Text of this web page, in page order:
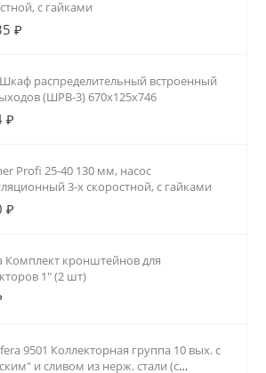
с гайками
₽
распределительный встроенный
(ШРВ-3) 670х125х746
₽
Profi 25-40 130 мм, насос
3-х скоростной, с гайками
₽
Комплект кронштейнов для
1" (2 шт)
9501 Коллекторная группа 10 вых. с
и сливом из нерж. стали (с